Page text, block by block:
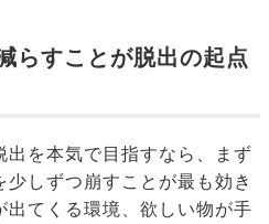
らすことが脱出の起点
出を本気で目指すなら、まず
しずつ崩すことが最も効き
出てくる環境、欲しい物が手